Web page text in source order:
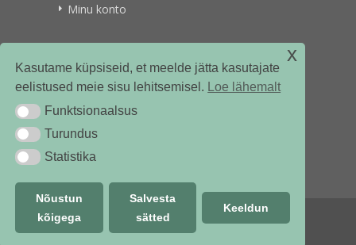
Kasutame küpsiseid, et meelde jätta kasutajate
eelistused meie sisu lehitsemisel. Loe lähemalt
Funktsionaalsus
Funktsionaalsus
TurundusTurundus
StatistikaStatistika
Nõustun
kõigega
Salvesta
sätted
Keeldun
x
Minu konto
VITAMIINIKULLER.EE
© vitamiinikuller.ee 2018